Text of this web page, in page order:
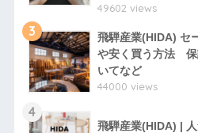
49602 views
3
飛騨産業(HIDA) セ
や安く買う方法 保
いてなど
44000 views
4
飛騨産業(HIDA) |